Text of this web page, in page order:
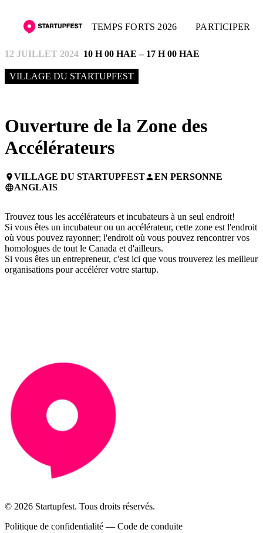
TEMPS FORTS 2026 PARTICIPER
12 JUILLET 2024 10 H 00 HAE – 17 H 00 HAE
VILLAGE DU STARTUPFEST
Ouverture de la Zone des
Accélérateurs
placeVILLAGE DU STARTUPFESTpersonEN PERSONNE
languageANGLAIS
Trouvez tous les accélérateurs et incubateurs à un seul endroit!
Si vous êtes un incubateur ou un accélérateur, cette zone est l'endroit
où vous pouvez rayonner; l'endroit où vous pouvez rencontrer vos
homologues de tout le Canada et d'ailleurs.
Si vous êtes un entrepreneur, c'est ici que vous trouverez les
organisations pour accélérer votre startup.
© 2026 Startupfest. Tous droits réservés.
Politique de confidentialité — Code de conduite